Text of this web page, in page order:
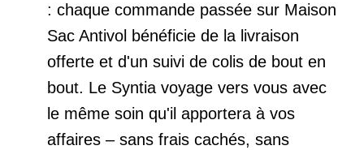
: chaque commande passée sur Maison
Sac Antivol bénéficie de la livraison
offerte et d'un suivi de colis de bout en
bout. Le Syntia voyage vers vous avec
le même soin qu'il apportera à vos
affaires – sans frais cachés, sans